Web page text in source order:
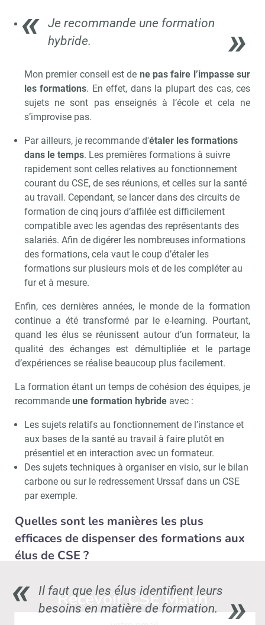
Je recommande une formation
hybride.
Mon premier conseil est de ne pas faire l’impasse sur
les formations. En effet, dans la plupart des cas, ces
sujets ne sont pas enseignés à l’école et cela ne
s’improvise pas.
Par ailleurs, je recommande d'étaler les formations
dans le temps. Les premières formations à suivre
rapidement sont celles relatives au fonctionnement
courant du CSE, de ses réunions, et celles sur la santé
au travail. Cependant, se lancer dans des circuits de
formation de cinq jours d’affilée est difficilement
compatible avec les agendas des représentants des
salariés. Afin de digérer les nombreuses informations
des formations, cela vaut le coup d’étaler les
formations sur plusieurs mois et de les compléter au
fur et à mesure.
Enfin, ces dernières années, le monde de la formation
continue a été transformé par le e-learning. Pourtant,
quand les élus se réunissent autour d’un formateur, la
qualité des échanges est démultipliée et le partage
d’expériences se réalise beaucoup plus facilement.
La formation étant un temps de cohésion des équipes, je
recommande une formation hybride avec :
Les sujets relatifs au fonctionnement de l’instance et
aux bases de la santé au travail à faire plutôt en
présentiel et en interaction avec un formateur.
Des sujets techniques à organiser en visio, sur le bilan
carbone ou sur le redressement Urssaf dans un CSE
par exemple.
Quelles sont les manières les plus
efficaces de dispenser des formations aux
élus de CSE ?
Il faut que les élus identifient leurs
besoins en matière de formation.
Recevoir CSE MatinAbonnez-